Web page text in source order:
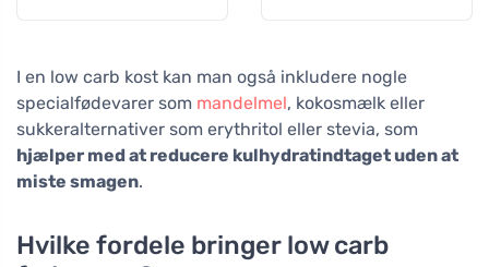
I en low carb kost kan man også inkludere nogle
specialfødevarer som mandelmel, kokosmælk eller
sukkeralternativer som erythritol eller stevia, som
hjælper med at reducere kulhydratindtaget uden at
miste smagen.
Hvilke fordele bringer low carb